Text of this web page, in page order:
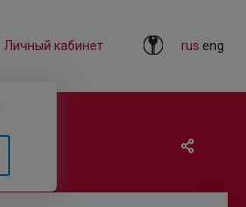
rus eng
Личный кабинет